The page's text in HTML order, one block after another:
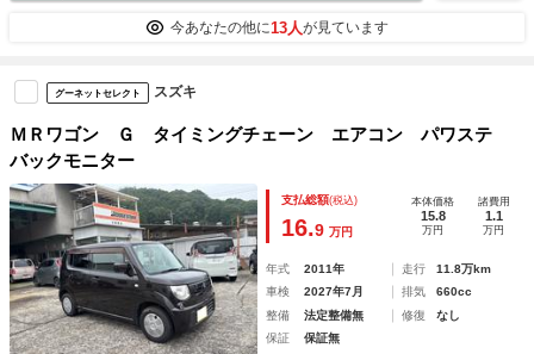
今あなたの他に13人が見ています
グーネットセレクト スズキ
ＭＲワゴン Ｇ タイミングチェーン エアコン パワステ
バックモニター
支払総額(税込)
16.9 万円
本体価格
15.8
万円
諸費用
1.1
万円
年式 2011年 走行
11.8万km
車検
2027年7月 排気
660cc
整備
法定整備無 修復
なし
保証
保証無